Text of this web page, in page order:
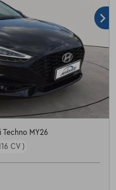
Techno MY26
CV )